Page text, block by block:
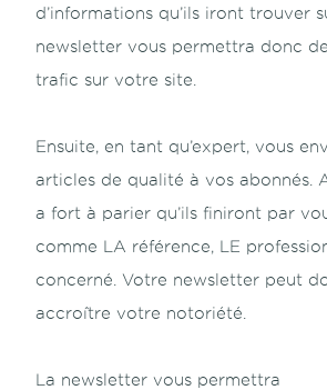
d’informations qu’ils iront trouver
newsletter vous permettra donc
trafic sur votre site.
Ensuite, en tant qu’expert, vous
articles de qualité à vos abonnés.
a fort à parier qu’ils finiront par
comme LA référence, LE
concerné. Votre newsletter peut
accroître votre notoriété.
La newsletter vous permettra